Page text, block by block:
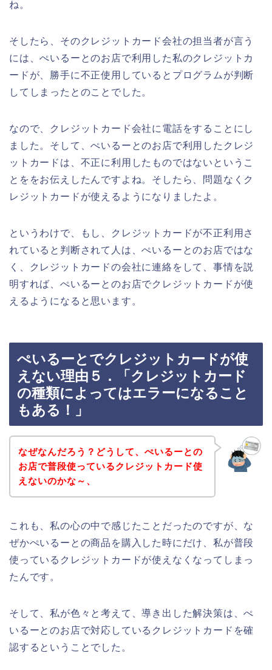
ね。
そしたら、そのクレジットカード会社の担当者が言う
には、ぺいるーとのお店で利用した私のクレジットカ
ードが、勝手に不正使用しているとプログラムが判断
してしまったとのことでした。
なので、クレジットカード会社に電話をすることにし
ました。そして、ぺいるーとのお店で利用したクレジ
ットカードは、不正に利用したものではないというこ
とををお伝えしたんですよね。そしたら、問題なくク
レジットカードが使えるようになりましたよ。
というわけで、もし、クレジットカードが不正利用さ
れていると判断されて人は、ぺいるーとのお店ではな
く、クレジットカードの会社に連絡をして、事情を説
明すれば、ぺいるーとのお店でクレジットカードが使
えるようになると思います。
ぺいるーとでクレジットカードが使
えない理由５．「クレジットカード
の種類によってはエラーになること
もある！」
なぜなんだろう？どうして、ぺいるーとの
お店で普段使っているクレジットカード使
えないのかな～、
これも、私の心の中で感じたことだったのですが、な
ぜかぺいるーとの商品を購入した時にだけ、私が普段
使っているクレジットカードが使えなくなってしまっ
たんです。
そして、私が色々と考えて、導き出した解決策は、ぺ
いるーとのお店で対応しているクレジットカードを確
認するということでした。